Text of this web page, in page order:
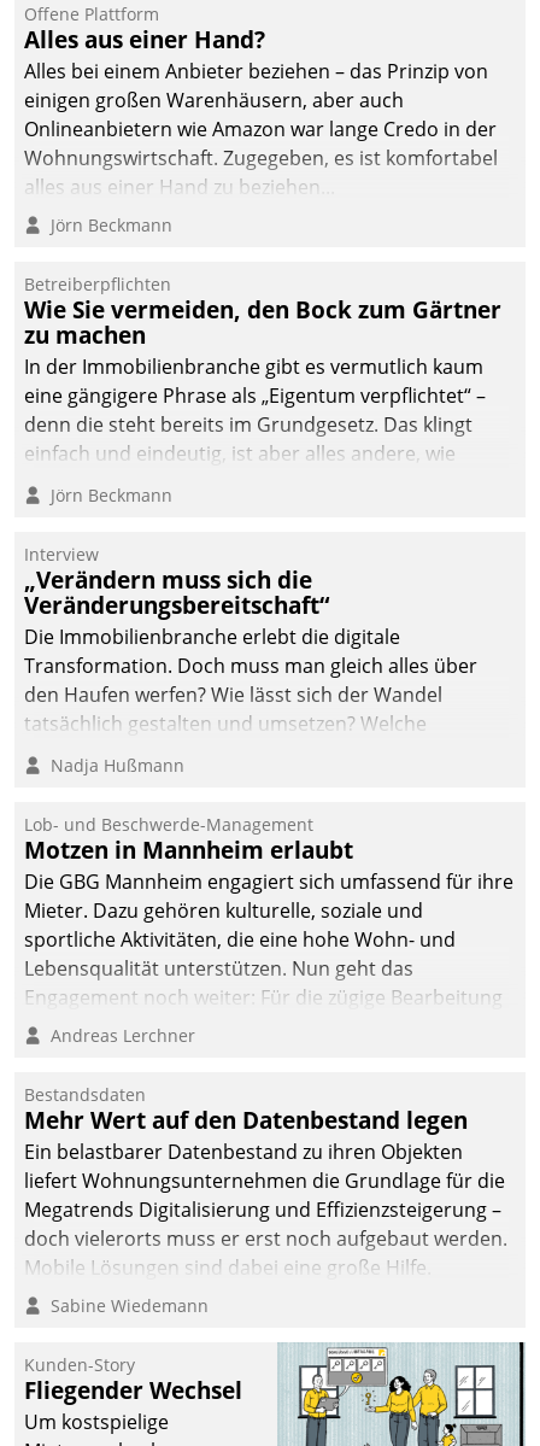
einsehen und ändern
oder
Schadensmeldungen
abgeben – rund um die
Uhr.
Offene Plattform
Alles aus einer Hand?
Alles bei einem Anbieter beziehen – das Prinzip von
einigen großen Warenhäusern, aber auch
Onlineanbietern wie Amazon war lange Credo in der
Wohnungswirtschaft. Zugegeben, es ist komfortabel
alles aus einer Hand zu beziehen...
Jörn Beckmann
Betreiberpflichten
Wie Sie vermeiden, den Bock zum Gärtner
zu machen
In der Immobilienbranche gibt es vermutlich kaum
eine gängigere Phrase als „Eigentum verpflichtet“ –
denn die steht bereits im Grundgesetz. Das klingt
einfach und eindeutig, ist aber alles andere, wie
Branchenbeschäftigte wissen. Denn mit der
Verantwortung folgen Verpflichtungen.
Jörn Beckmann
Interview
„Verändern muss sich die
Veränderungsbereitschaft“
Die Immobilienbranche erlebt die digitale
Transformation. Doch muss man gleich alles über
den Haufen werfen? Wie lässt sich der Wandel
tatsächlich gestalten und umsetzen? Welche
Argumente zählen wirklich?
Nadja Hußmann
Lob- und Beschwerde-Management
Motzen in Mannheim erlaubt
Die GBG Mannheim engagiert sich umfassend für ihre
Mieter. Dazu gehören kulturelle, soziale und
sportliche Aktivitäten, die eine hohe Wohn- und
Lebensqualität unterstützen. Nun geht das
Engagement noch weiter: Für die zügige Bearbeitung
von Beschwerden – oder Lob – richtet das
und Beschwerde-Management einen eigenen Kanal
ein.
Andreas Lerchner
Bestandsdaten
Mehr Wert auf den Datenbestand legen
Ein belastbarer Datenbestand zu ihren Objekten
liefert Wohnungsunternehmen die Grundlage für die
Megatrends Digitalisierung und Effizienzsteigerung –
doch vielerorts muss er erst noch aufgebaut werden.
Mobile Lösungen sind dabei eine große Hilfe.
Sabine Wiedemann
Kunden-Story
Fliegender Wechsel
Um kostspielige